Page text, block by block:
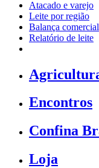
Atacado e varejo
Leite por região
Balança comercial
Relatório de leite
Encontros
Confina
Loja